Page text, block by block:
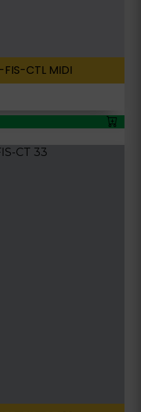
CTL MIDI